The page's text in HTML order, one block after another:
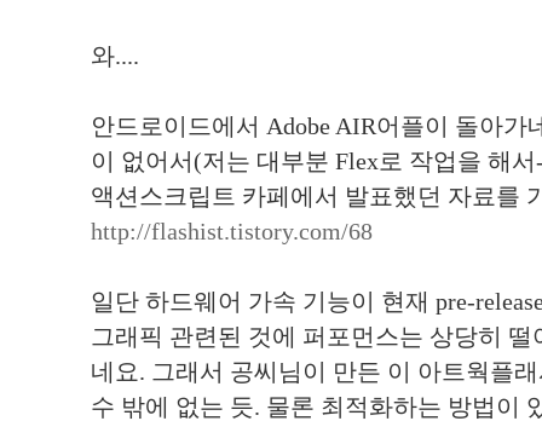
와....
안드로이드에서 Adobe AIR어플이 돌아가
이 없어서(저는 대부분 Flex로 작업을 해
액션스크립트 카페에서 발표했던 자료를
http://flashist.tistory.com/68
일단 하드웨어 가속 기능이 현재 pre-
그래픽 관련된 것에 퍼포먼스는 상당히
네요. 그래서 공씨님이 만든 이 아트웍플
수 밖에 없는 듯. 물론 최적화하는 방법이